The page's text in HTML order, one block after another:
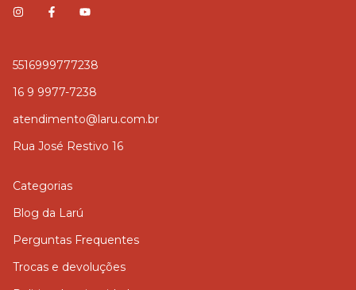
5516999777238
16 9 9977-7238
atendimento@laru.com.br
Rua José Restivo 16
Categorias
Blog da Larú
Perguntas Frequentes
Trocas e devoluções